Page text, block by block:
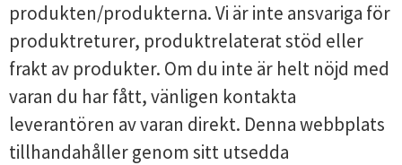
produkten/produkterna. Vi är inte ansvariga för
produktreturer, produktrelaterat stöd eller
frakt av produkter. Om du inte är helt nöjd med
varan du har fått, vänligen kontakta
leverantören av varan direkt. Denna webbplats
tillhandahåller genom sitt utsedda